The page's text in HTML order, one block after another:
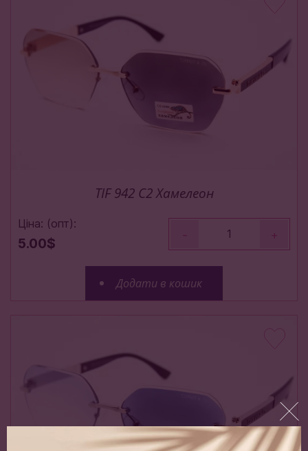
TIF 942 C2 Хамелеон
Ціна: (опт):
5.00$
- +
Додати в кошик